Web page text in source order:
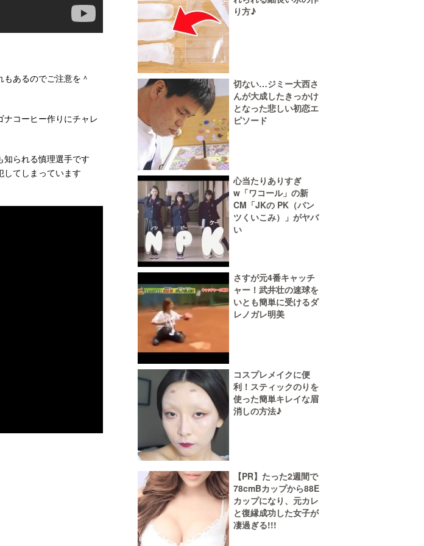
あるのでご注意を＾
コーヒー作りにチャレ
られる慎理選手です
してしまっています
り方♪
切ない…ジミー大西さ
んが大成したきっかけ
となった悲しい初恋エ
ピソード
心当たりありすぎ
w「ワコール」の新
CM「JKの PK（パン
ツくいこみ）」がヤバ
い
さすが元4番キャッチ
ャー！武井壮の速球を
いとも簡単に受けるダ
レノガレ明美
コスプレメイクに便
利！スティックのりを
使った簡単キレイな眉
消しの方法♪
【PR】たった2週間で
78cmBカップから88E
カップになり、元カレ
と復縁成功した女子が
凄過ぎる!!!